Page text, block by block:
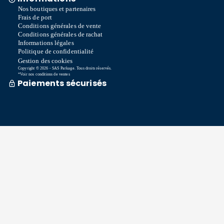
Nos boutiques et partenaires
Frais de port
Conditions générales de vente
Conditions générales de rachat
Informations légales
Politique de confidentialité
Gestion des cookies
Copyright © 2026 - SAS Parkage. Tous droits réservés.
*Voir nos conditions de ventes
Paiements sécurisés